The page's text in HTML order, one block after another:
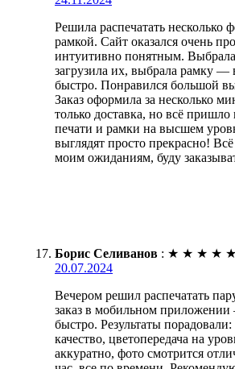
Решила распечатать несколько
рамкой. Сайт оказался очень
интуитивно понятным.
загрузила их, выбрала рамку —
быстро. Понравился большой
Заказ оформила за несколько
только доставка, но всё пришло
печати и рамки на высшем
выглядят просто прекрасно! Всё
моим ожиданиям, буду
Борис Селиванов : ★ ★ ★ ★ ★
20.07.2024
Вечером решил распечатать
заказ в мобильном
быстро. Результаты
качество, цветопередача на
аккуратно, фото смотрится